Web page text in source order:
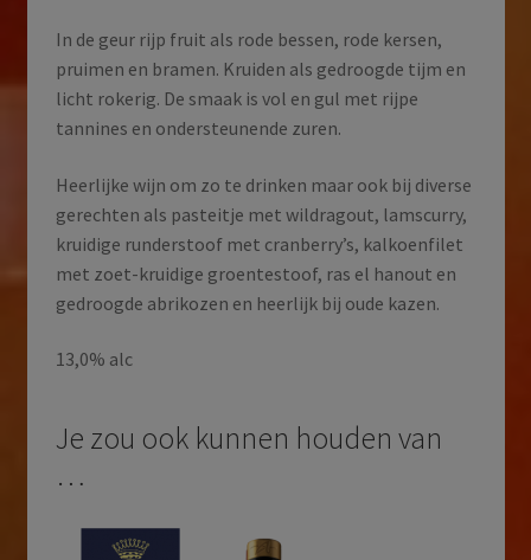
In de geur rijp fruit als rode bessen, rode kersen,
pruimen en bramen. Kruiden als gedroogde tijm en
licht rokerig. De smaak is vol en gul met rijpe
tannines en ondersteunende zuren.
Heerlijke wijn om zo te drinken maar ook bij diverse
gerechten als pasteitje met wildragout, lamscurry,
kruidige runderstoof met cranberry’s, kalkoenfilet
met zoet-kruidige groentestoof, ras el hanout en
gedroogde abrikozen en heerlijk bij oude kazen.
13,0% alc
Je zou ook kunnen houden van
…